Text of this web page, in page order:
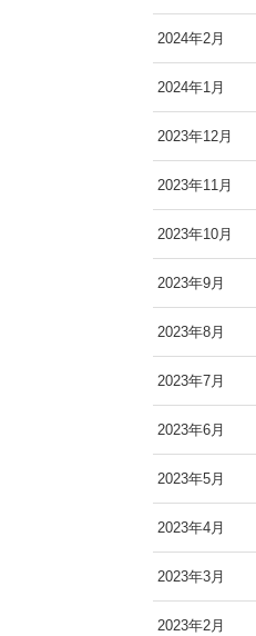
2024年2月
2024年1月
2023年12月
2023年11月
2023年10月
2023年9月
2023年8月
2023年7月
2023年6月
2023年5月
2023年4月
2023年3月
2023年2月